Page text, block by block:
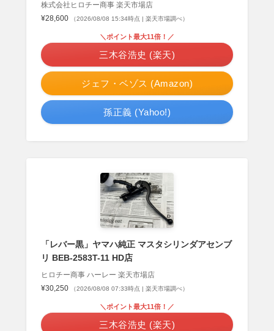
株式会社ヒロチー商事 楽天市場店
¥28,600
（2026/08/08 15:34時点 | 楽天市場調べ）
ジェフ・ベゾス (Amazon)
＼ポイント最大11倍！／
三木谷浩史 (楽天)
孫正義 (Yahoo!)
「レバー黒」ヤマハ純正 マスタシリンダアセンブ
リ BEB-2583T-11 HD店
ヒロチー商事 ハーレー 楽天市場店
¥30,250
（2026/08/08 07:33時点 | 楽天市場調べ）
＼ポイント最大11倍！／
三木谷浩史 (楽天)